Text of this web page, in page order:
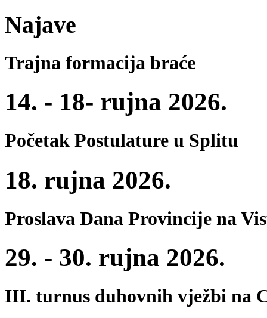
Najave
Trajna formacija braće
14. - 18- rujna 2026.
Početak Postulature u Splitu
18. rujna 2026.
Proslava Dana Provincije na
29. - 30. rujna 2026.
III. turnus duhovnih vježbi na